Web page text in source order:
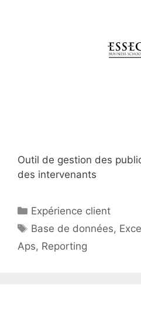
Outil de gestion des
des intervenants
Catégories
Expérience client
Étiquettes
Base de données,
Aps, Reporting